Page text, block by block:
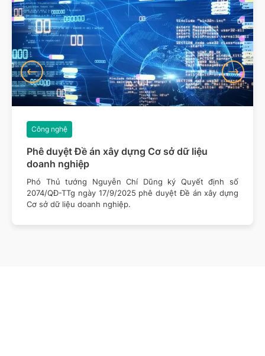
Phê duyệt Đề án xây dựng Cơ sở dữ liệu
doanh nghiệp
Công nghệ
Phó Thủ tướng Nguyễn Chí Dũng ký Quyết định số
2074/QĐ-TTg ngày 17/9/2025 phê duyệt Đề án xây dựng
Cơ sở dữ liệu doanh nghiệp.